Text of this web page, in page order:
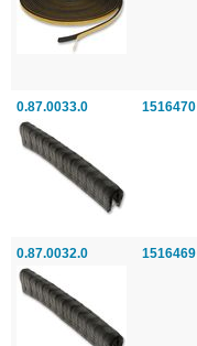
0.87.0033.0 1516470
0.87.0032.0 1516469